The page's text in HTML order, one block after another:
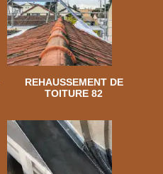
REHAUSSEMENT DE
TOITURE 82